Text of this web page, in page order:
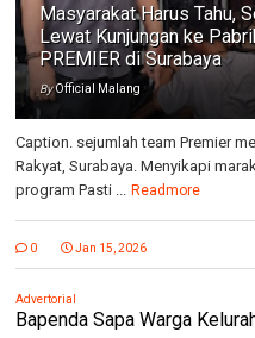
Masyarakat Harus Tahu,
Lewat Kunjungan ke
PREMIER di Surabaya
ByOfficial Malang
Caption. sejumlah team Premier
Rakyat, Surabaya. Menyikapi
program Pasti ...
Readmore
0 Jan 15, 2026
Advertorial
Bapenda Sapa Warga